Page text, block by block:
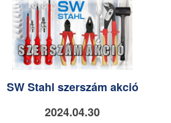
SW Stahl szerszám akció
2024.04.30